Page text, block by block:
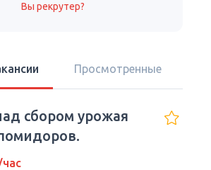
Вы рекрутер?
Просмотренные
сбором урожая
час